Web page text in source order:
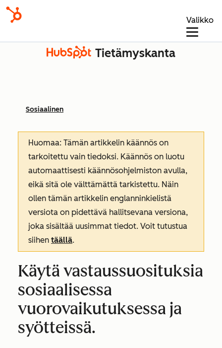
Valikko
Tietämyskanta
Sosiaalinen
Huomaa: Tämän artikkelin käännös on
tarkoitettu vain tiedoksi. Käännös on luotu
automaattisesti käännösohjelmiston avulla,
eikä sitä ole välttämättä tarkistettu. Näin
ollen tämän artikkelin englanninkielistä
versiota on pidettävä hallitsevana versiona,
joka sisältää uusimmat tiedot. Voit tutustua
siihen täällä.
Käytä vastaussuosituksia
sosiaalisessa
vuorovaikutuksessa ja
syötteissä.